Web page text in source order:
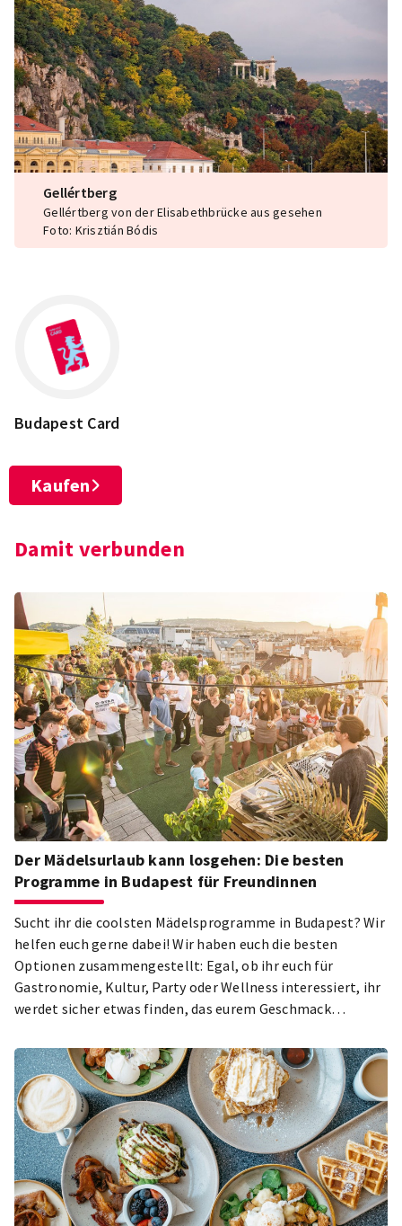
Gellértberg
Gellértberg von der Elisabethbrücke aus gesehen
Foto: Krisztián Bódis
Budapest Card
Kaufen
Damit verbunden
Der Mädelsurlaub kann losgehen: Die besten
Programme in Budapest für Freundinnen
Sucht ihr die coolsten Mädelsprogramme in Budapest? Wir
helfen euch gerne dabei! Wir haben euch die besten
Optionen zusammengestellt: Egal, ob ihr euch für
Gastronomie, Kultur, Party oder Wellness interessiert, ihr
werdet sicher etwas finden, das eurem Geschmack